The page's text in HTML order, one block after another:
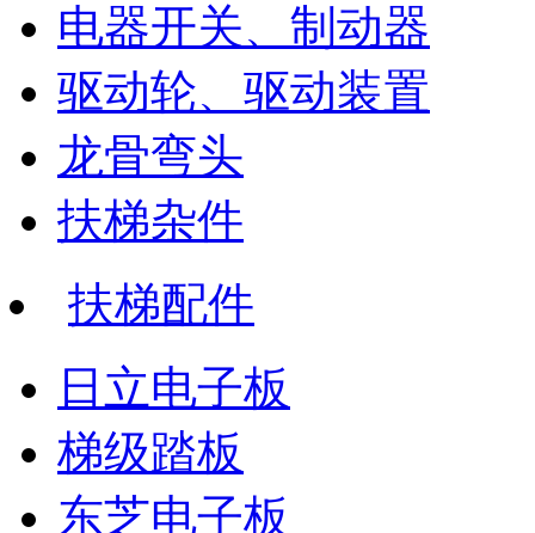
电器开关、制动器
驱动轮、驱动装置
龙骨弯头
扶梯杂件
扶梯配件
日立电子板
梯级踏板
东芝电子板